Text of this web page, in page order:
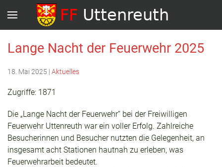
Lange Nacht der Feuerwehr 2025
18. Mai 2025 | Aktuelles
Zugriffe: 1871
Die „Lange Nacht der Feuerwehr“ bei der Freiwilligen
Feuerwehr Uttenreuth war ein voller Erfolg. Zahlreiche
Besucherinnen und Besucher nutzten die Gelegenheit, an
insgesamt acht Stationen hautnah zu erleben, was
Feuerwehrarbeit bedeutet.